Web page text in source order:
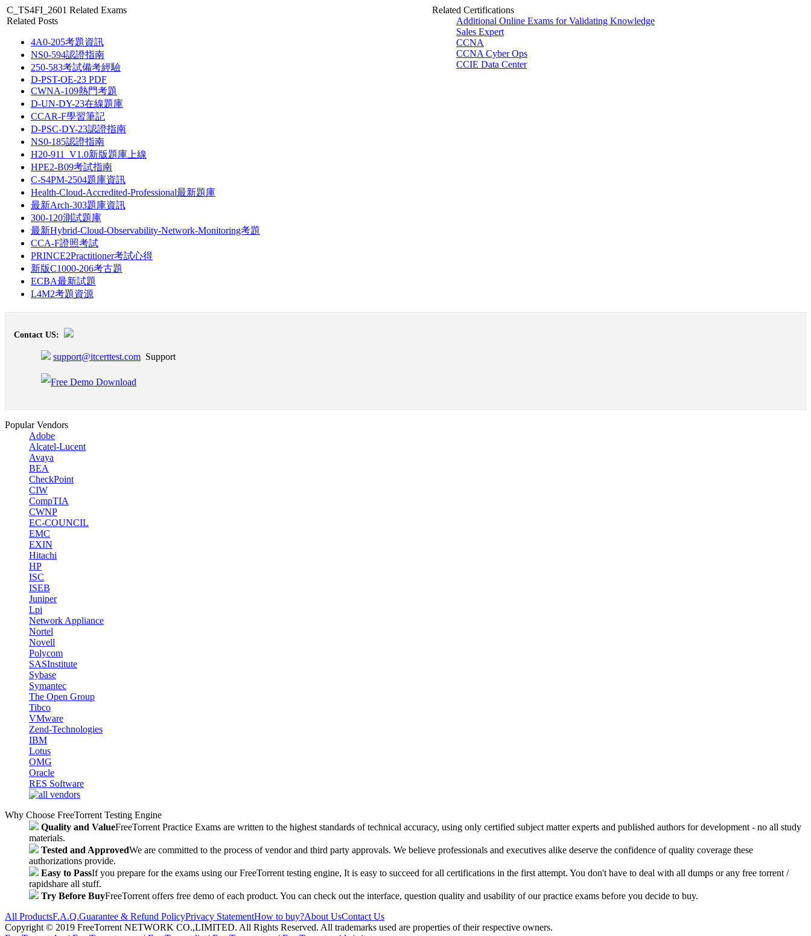
C_TS4FI_2601 Related Exams
Related Posts
4A0-205考題資訊
NS0-594認證指南
250-583考試備考經驗
D-PST-OE-23 PDF
CWNA-109熱門考題
D-UN-DY-23在線題庫
CCAR-F學習筆記
D-PSC-DY-23認證指南
NS0-185認證指南
H20-911_V1.0新版題庫上線
HPE2-B09考試指南
C-S4PM-2504題庫資訊
Health-Cloud-Accredited-Professional最新題庫
最新Arch-303題庫資訊
300-120測試題庫
最新Hybrid-Cloud-Observability-Network-Monitoring考題
CCA-F證照考試
PRINCE2Practitioner考試心得
新版C1000-206考古題
ECBA最新試題
L4M2考題資源
Related Certifications
Additional Online Exams for Validating Knowledge
Sales Expert
CCNA
CCNA Cyber Ops
CCIE Data Center
Contact US:
support@itcerttest.com Support
Popular Vendors
Adobe
Alcatel-Lucent
Avaya
BEA
CheckPoint
CIW
CompTIA
CWNP
EC-COUNCIL
EMC
EXIN
Hitachi
HP
ISC
ISEB
Juniper
Lpi
Network Appliance
Nortel
Novell
Polycom
SASInstitute
Sybase
Symantec
The Open Group
Tibco
VMware
Zend-Technologies
IBM
Lotus
OMG
Oracle
RES Software
Why Choose FreeTorrent Testing Engine
Quality and ValueFreeTorrent Practice Exams are written to the highest standards of technical accuracy, using only certified subject matter experts and published authors for development - no all study
materials.
Tested and ApprovedWe are committed to the process of vendor and third party approvals. We believe professionals and executives alike deserve the confidence of quality coverage these
authorizations provide.
Easy to PassIf you prepare for the exams using our FreeTorrent testing engine, It is easy to succeed for all certifications in the first attempt. You don't have to deal with all dumps or any free torrent /
rapidshare all stuff.
Try Before BuyFreeTorrent offers free demo of each product. You can check out the interface, question quality and usability of our practice exams before you decide to buy.
All ProductsF.A.Q.Guarantee & Refund PolicyPrivacy StatementHow to buy?About UsContact Us
Copyright © 2019 FreeTorrent NETWORK CO.,LIMITED. All Rights Reserved. All trademarks used are properties of their respective owners.